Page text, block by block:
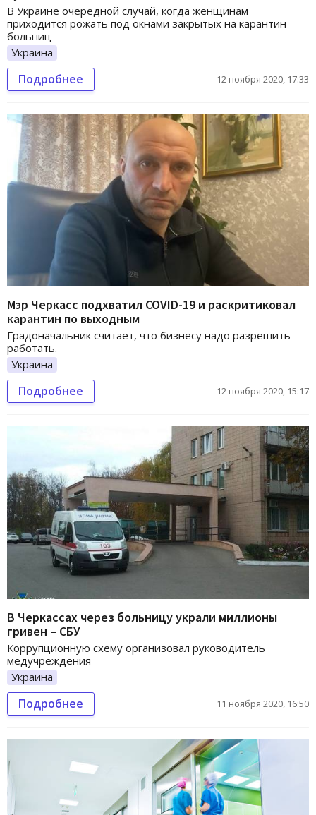
В Украине очередной случай, когда женщинам
приходится рожать под окнами закрытых на карантин
больниц
Украина
Подробнее 12 ноября 2020, 17:33
Мэр Черкасс подхватил COVID-19 и раскритиковал
карантин по выходным
Градоначальник считает, что бизнесу надо разрешить
работать.
Украина
Подробнее 12 ноября 2020, 15:17
В Черкассах через больницу украли миллионы
гривен – СБУ
Коррупционную схему организовал руководитель
медучреждения
Украина
Подробнее 11 ноября 2020, 16:50